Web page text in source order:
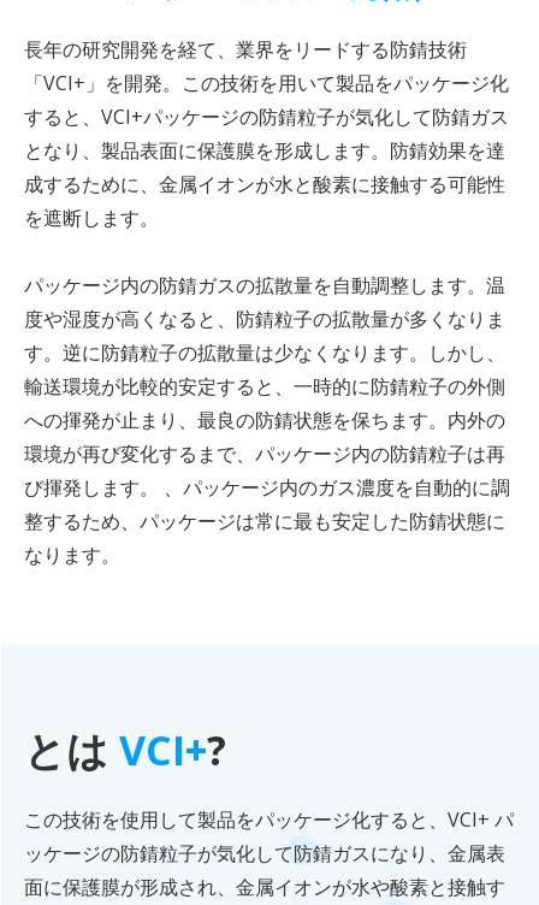
長年の研究開発を経て、業界をリードする防錆技術
「VCI+」を開発。この技術を用いて製品をパッケージ化
すると、VCI+パッケージの防錆粒子が気化して防錆ガス
となり、製品表面に保護膜を形成します。防錆効果を達
成するために、金属イオンが水と酸素に接触する可能性
を遮断します。
パッケージ内の防錆ガスの拡散量を自動調整します。温
度や湿度が高くなると、防錆粒子の拡散量が多くなりま
す。逆に防錆粒子の拡散量は少なくなります。しかし、
輸送環境が比較的安定すると、一時的に防錆粒子の外側
への揮発が止まり、最良の防錆状態を保ちます。内外の
環境が再び変化するまで、パッケージ内の防錆粒子は再
び揮発します。 、パッケージ内のガス濃度を自動的に調
整するため、パッケージは常に最も安定した防錆状態に
なります。
とは VCI+?
この技術を使用して製品をパッケージ化すると、VCI+ パ
ッケージの防錆粒子が気化して防錆ガスになり、金属表
面に保護膜が形成され、金属イオンが水や酸素と接触す